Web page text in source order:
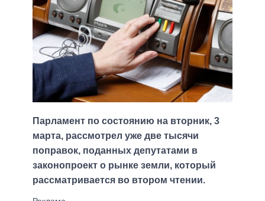
Парламент по состоянию на вторник, 3
марта, рассмотрел уже две тысячи
поправок, поданных депутатами в
законопроект о рынке земли, который
рассматривается во втором чтении.